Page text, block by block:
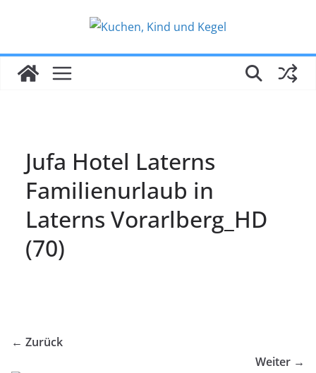
Jufa Hotel Laterns
Familienurlaub in
Laterns Vorarlberg_HD
(70)
← Zurück
Weiter →